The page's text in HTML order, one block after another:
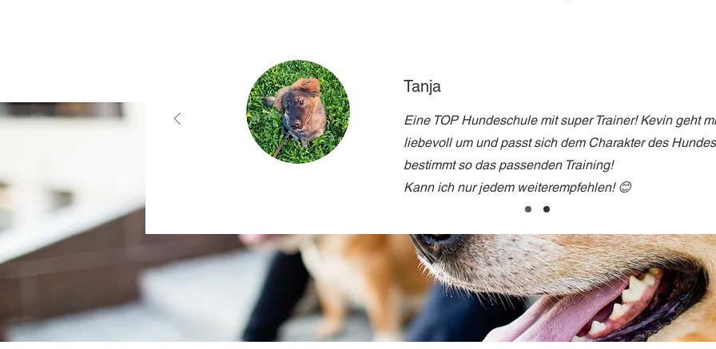
Tanja
Eine TOP Hundeschule mit super Trainer! Kevin geht
liebevoll um und passt sich dem Charakter des
bestimmt so das passenden Training!
Kann ich nur jedem weiterempfehlen! 😊